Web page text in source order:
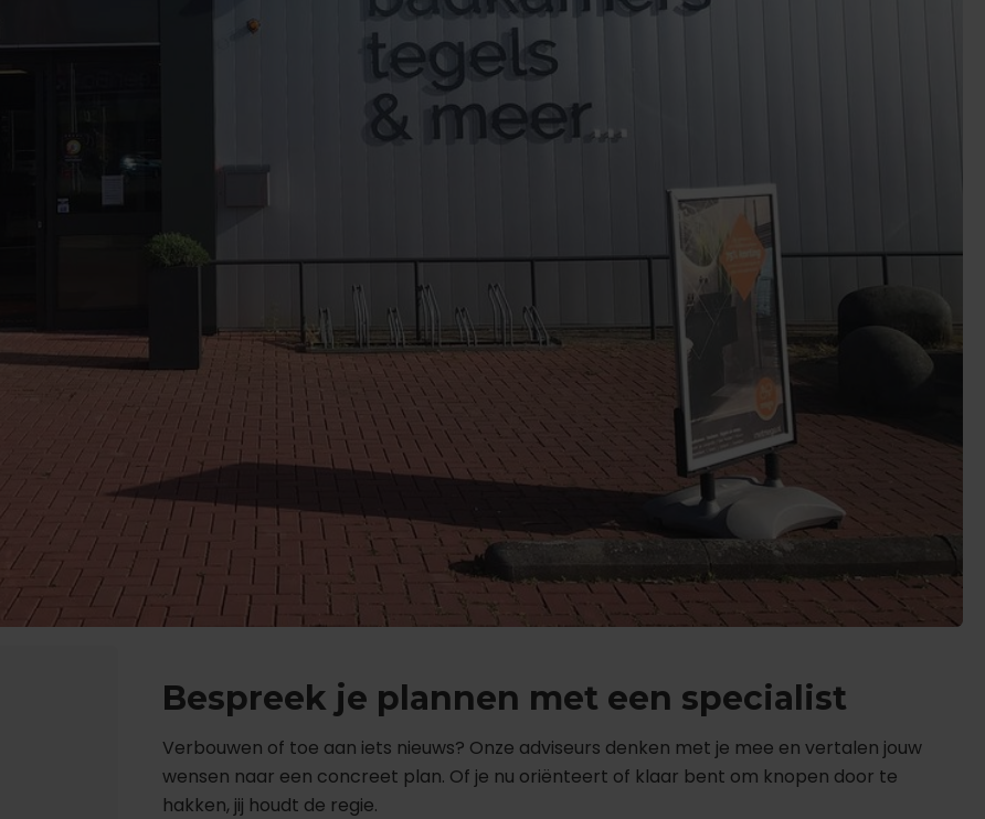
Bespreek je plannen met een specialist
Verbouwen of toe aan iets nieuws? Onze adviseurs denken met je mee en vertalen jouw
wensen naar een concreet plan. Of je nu oriënteert of klaar bent om knopen door te
hakken, jij houdt de regie.